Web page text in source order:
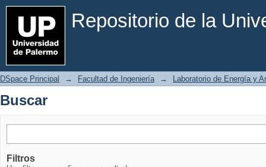
Repositorio de la
Buscar
DSpace Principal → Facultad de Ingeniería → Laboratorio de Energía y
Buscar
Filtros